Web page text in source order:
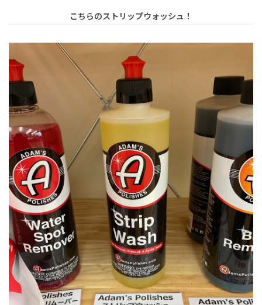
こちらのストリップウォッシュ！